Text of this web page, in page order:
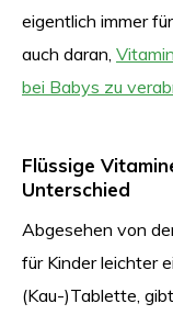
eigentlich immer
auch daran,
bei Babys zu
Flüssige
Unterschied
Abgesehen von
für Kinder leichter
(Kau-)Tablette,